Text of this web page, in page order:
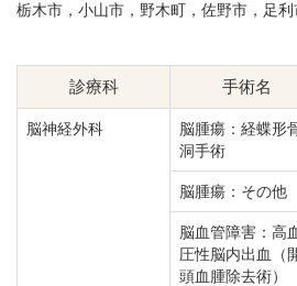
栃木市，小山市，野木町，佐野市，足利
診療科 手術名
脳神経外科
脳腫瘍：経蝶形
洞手術
脳腫瘍：その他
脳血管障害：高
圧性脳内出血（
頭血腫除去術）